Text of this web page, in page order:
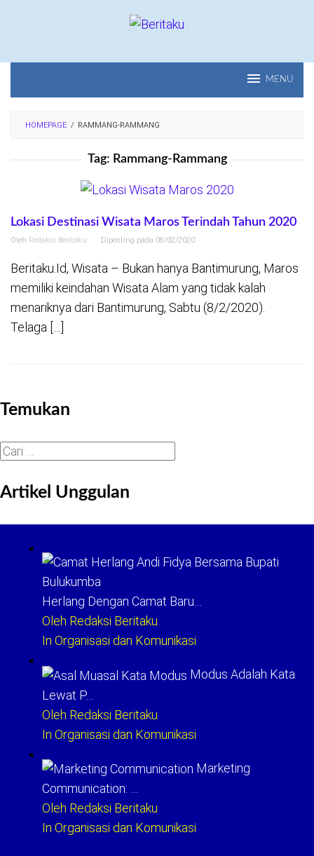
MENU
HOMEPAGE / RAMMANG-RAMMANG
Tag: Rammang-Rammang
Lokasi Destinasi Wisata Maros Terindah Tahun 2020
Oleh Redaksi Beritaku Diposting pada 08/02/2020
Beritaku.Id, Wisata – Bukan hanya Bantimurung, Maros
memiliki keindahan Wisata Alam yang tidak kalah
menariknya dari Bantimurung, Sabtu (8/2/2020).
Telaga […]
Temukan
Cari
Artikel Unggulan
Herlang Dengan Camat Baru…
Oleh Redaksi Beritaku
In Organisasi dan Komunikasi
Modus Adalah Kata
Lewat P…
Oleh Redaksi Beritaku
In Organisasi dan Komunikasi
Marketing
Communication: …
Oleh Redaksi Beritaku
In Organisasi dan Komunikasi